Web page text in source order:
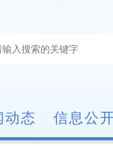
动态 信息公开